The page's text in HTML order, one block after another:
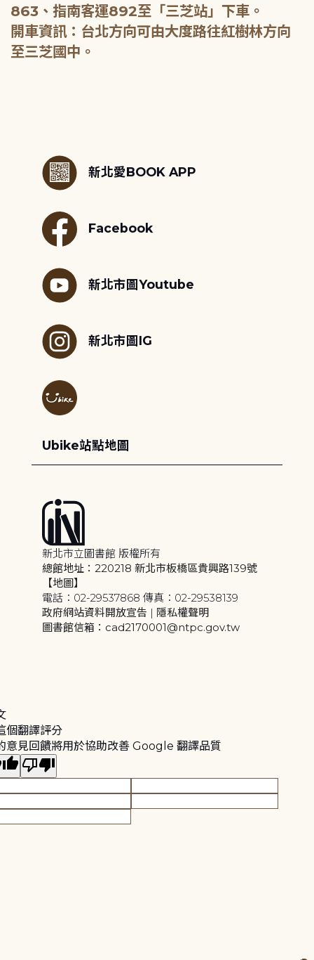
863、指南客運892至「三芝站」下車。
開車資訊：台北方向可由大度路往紅樹林方向
至三芝國中。
新北愛BOOK APP
Facebook
新北市圖Youtube
新北市圖IG
Ubike站點地圖
新北市立圖書館 版權所有
總館地址：220218 新北市板橋區貴興路139號
【地圖】
電話：02-29537868 傳真：02-29538139
政府網站資料開放宣告 | 隱私權聲明
圖書館信箱：cad2170001@ntpc.gov.tw
個翻譯評分
意見回饋將用於協助改善 Google 翻譯品質